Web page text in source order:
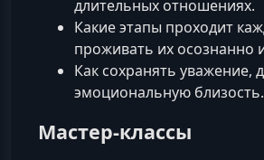
длительных отношениях.
Какие этапы проходит
проживать их осознанно
Как сохранять уважение,
эмоциональную близость.
Мастер-классы